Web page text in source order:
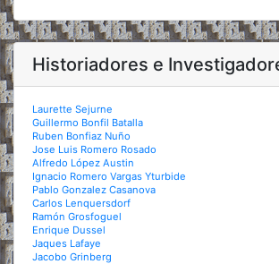
Historiadores e
Laurette Sejurne
Guillermo Bonfil Batalla
Ruben Bonfiaz Nuño
Jose Luis Romero Rosado
Alfredo López Austin
Ignacio Romero Vargas Yturbide
Pablo Gonzalez Casanova
Carlos Lenquersdorf
Ramón Grosfoguel
Enrique Dussel
Jaques Lafaye
Jacobo Grinberg